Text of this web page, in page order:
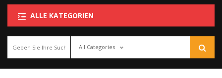
ALLE KATEGORIEN
All Categories